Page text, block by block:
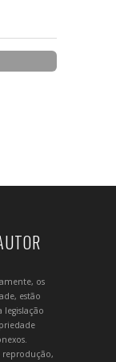
os
estão
legislação
reprodução,